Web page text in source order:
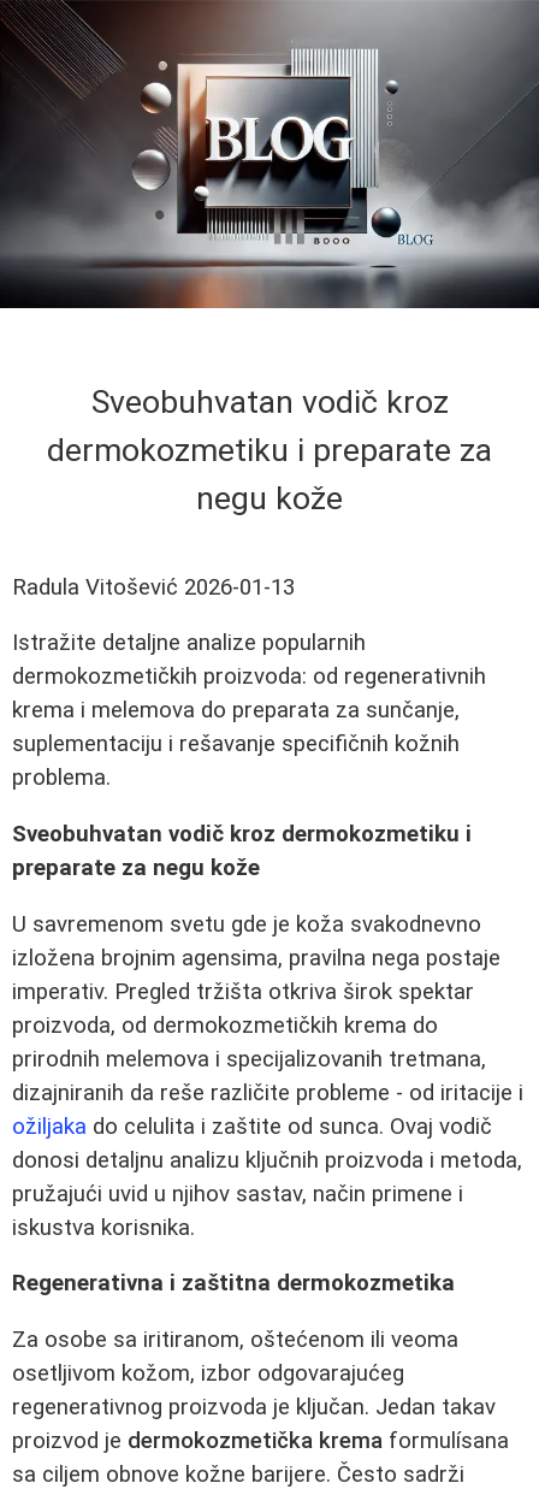
Sveobuhvatan vodič kroz
dermokozmetiku i preparate za
negu kože
Radula Vitošević 2026-01-13
Istražite detaljne analize popularnih
dermokozmetičkih proizvoda: od regenerativnih
krema i melemova do preparata za sunčanje,
suplementaciju i rešavanje specifičnih kožnih
problema.
Sveobuhvatan vodič kroz dermokozmetiku i
preparate za negu kože
U savremenom svetu gde je koža svakodnevno
izložena brojnim agensima, pravilna nega postaje
imperativ. Pregled tržišta otkriva širok spektar
proizvoda, od dermokozmetičkih krema do
prirodnih melemova i specijalizovanih tretmana,
dizajniranih da reše različite probleme - od iritacije i
ožiljaka do celulita i zaštite od sunca. Ovaj vodič
donosi detaljnu analizu ključnih proizvoda i metoda,
pružajući uvid u njihov sastav, način primene i
iskustva korisnika.
Regenerativna i zaštitna dermokozmetika
Za osobe sa iritiranom, oštećenom ili veoma
osetljivom kožom, izbor odgovarajućeg
regenerativnog proizvoda je ključan. Jedan takav
proizvod je dermokozmetička krema formulísana
sa ciljem obnove kožne barijere. Često sadrži